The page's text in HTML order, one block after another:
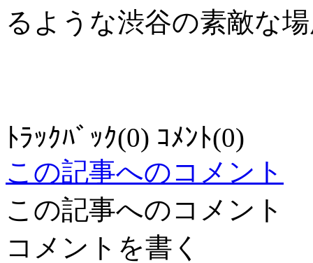
るような渋谷の素敵な
ﾄﾗｯｸﾊﾞｯｸ(0) ｺﾒﾝﾄ(0)
この記事へのコメント
この記事へのコメント
コメントを書く